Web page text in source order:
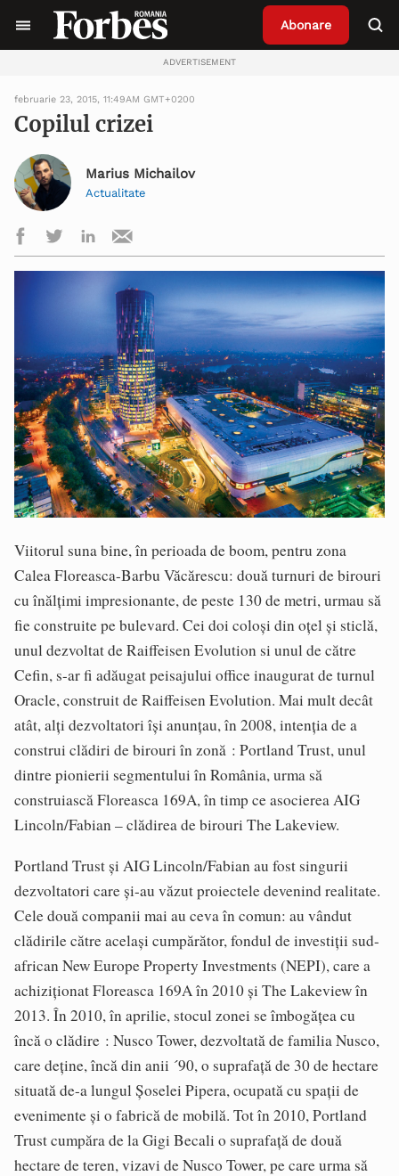
Abonare
ADVERTISEMENT
februarie 23, 2015, 11:49AM GMT+0200
Copilul crizei
Marius Michailov
Actualitate
Viitorul suna bine, în perioada de boom, pentru zona
Calea Floreasca-Barbu Văcărescu: două turnuri de birouri
cu înălțimi impresionante, de peste 130 de metri, urmau să
fie construite pe bulevard. Cei doi coloși din oțel și sticlă,
unul dezvoltat de Raiffeisen Evolution si unul de către
Cefin, s-ar fi adăugat peisajului office inaugurat de turnul
Oracle, construit de Raiffeisen Evolution. Mai mult decât
atât, alți dezvoltatori își anunțau, în 2008, intenția de a
construi clădiri de birouri în zonă : Portland Trust, unul
dintre pionierii segmentului în România, urma să
construiască Floreasca 169A, în timp ce asocierea AIG
Lincoln/Fabian – clădirea de birouri The Lakeview.
Portland Trust și AIG Lincoln/Fabian au fost singurii
dezvoltatori care și-au văzut proiectele devenind realitate.
Cele două companii mai au ceva în comun: au vândut
clădirile către același cumpărător, fondul de investiții sud-
african New Europe Property Investments (NEPI), care a
achiziționat Floreasca 169A în 2010 și The Lakeview în
2013. În 2010, în aprilie, stocul zonei se îmbogățea cu
încă o clădire : Nusco Tower, dezvoltată de familia Nusco,
care deține, încă din anii ´90, o suprafață de 30 de hectare
situată de-a lungul Șoselei Pipera, ocupată cu spații de
evenimente și o fabrică de mobilă. Tot în 2010, Portland
Trust cumpăra de la Gigi Becali o suprafață de două
hectare de teren, vizavi de Nusco Tower, pe care urma să